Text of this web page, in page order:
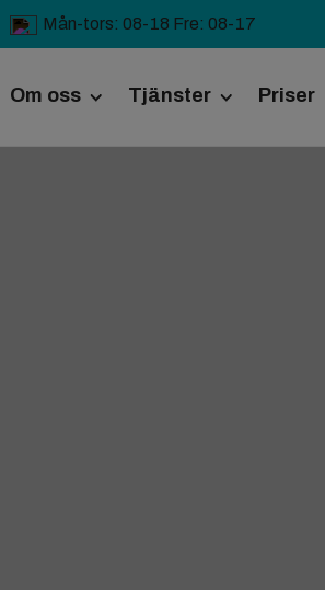
Mån-tors: 08-18 Fre: 08-17
Om oss Tjänster Priser